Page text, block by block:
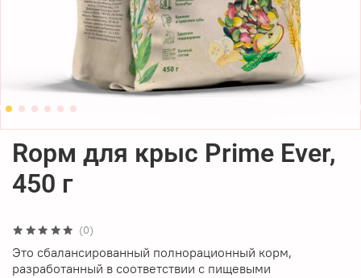
(0)
Rорм для крыс Prime Ever,
450 г
Это сбалансированный полнорационный корм,
разработанный в соответствии с пищевыми